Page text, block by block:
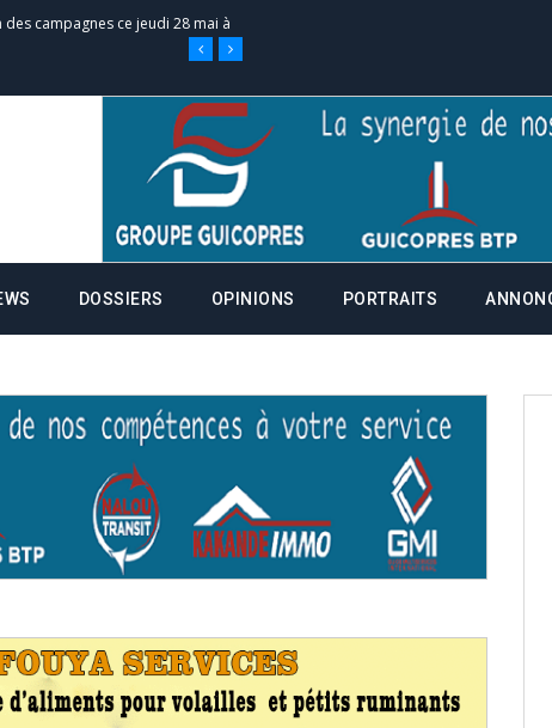
campagnes ce jeudi 28 mai à
de la fiche de procuration
Commissions Administratives de
de serment et à une
aux CACV (centralisation
des cartes d’électeurs possible
: vos informations à transmettre
: ce 4 juin à 18h
partiels des élections de mai
DOSSIERS OPINIONS PORTRAITS